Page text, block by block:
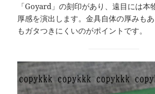
「Goyard」の刻印があり、遠目には本
厚感を演出します。金具自体の厚みも
もガタつきにくいのがポイントです。